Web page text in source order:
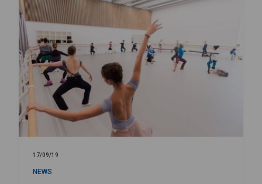
17/09/19
NEWS